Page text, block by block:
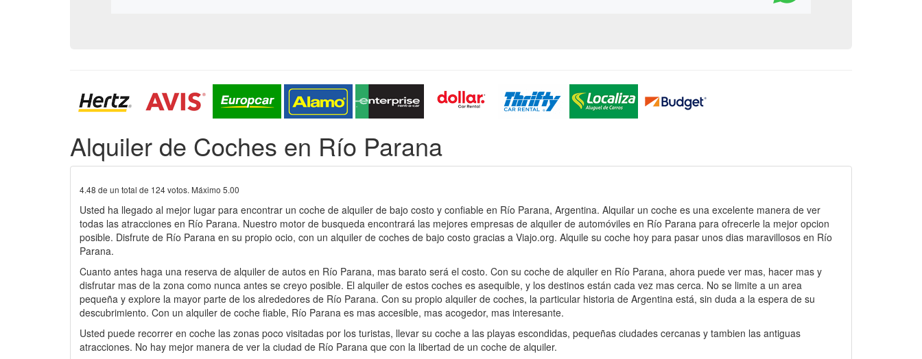
Alquiler de Coches en Río Parana
4.48 de un total de 124votos. Máximo 5.00
Usted ha llegado al mejor lugar para encontrar un coche de alquiler de bajo costo y confiable en Río Parana, Argentina. Alquilar un coche es una excelente manera de ver
todas las atracciones en Río Parana. Nuestro motor de busqueda encontrará las mejores empresas de alquiler de automóviles en Río Parana para ofrecerle la mejor opcion
posible. Disfrute de Río Parana en su propio ocio, con un alquiler de coches de bajo costo gracias a Viajo.org. Alquile su coche hoy para pasar unos dias maravillosos en Río
Parana.
Cuanto antes haga una reserva de alquiler de autos en Río Parana, mas barato será el costo. Con su coche de alquiler en Río Parana, ahora puede ver mas, hacer mas y
disfrutar mas de la zona como nunca antes se creyo posible. El alquiler de estos coches es asequible, y los destinos están cada vez mas cerca. No se limite a un area
pequeña y explore la mayor parte de los alrededores de Río Parana. Con su propio alquiler de coches, la particular historia de Argentina está, sin duda a la espera de su
descubrimiento. Con un alquiler de coche fiable, Río Parana es mas accesible, mas acogedor, mas interesante.
Usted puede recorrer en coche las zonas poco visitadas por los turistas, llevar su coche a las playas escondidas, pequeñas ciudades cercanas y tambien las antiguas
atracciones. No hay mejor manera de ver la ciudad de Río Parana que con la libertad de un coche de alquiler.